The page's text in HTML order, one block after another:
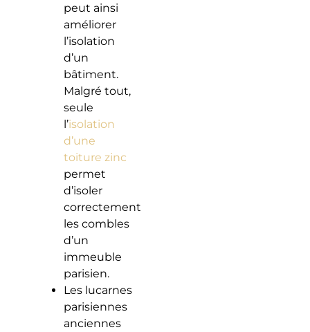
peut ainsi
améliorer
l’isolation
d’un
bâtiment.
Malgré tout,
seule
l’isolation
d’une
toiture zinc
permet
d’isoler
correctement
les combles
d’un
immeuble
parisien.
Les lucarnes
parisiennes
anciennes